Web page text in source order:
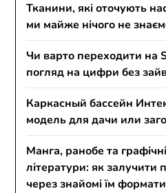
Тканини, які оточують
ми майже нічого не
Чи варто переходити на
погляд на цифри без
Каркасный бассейн
модель для дачи или
Манга, ранобе та
літератури: як залучити
через знайомі їм формати